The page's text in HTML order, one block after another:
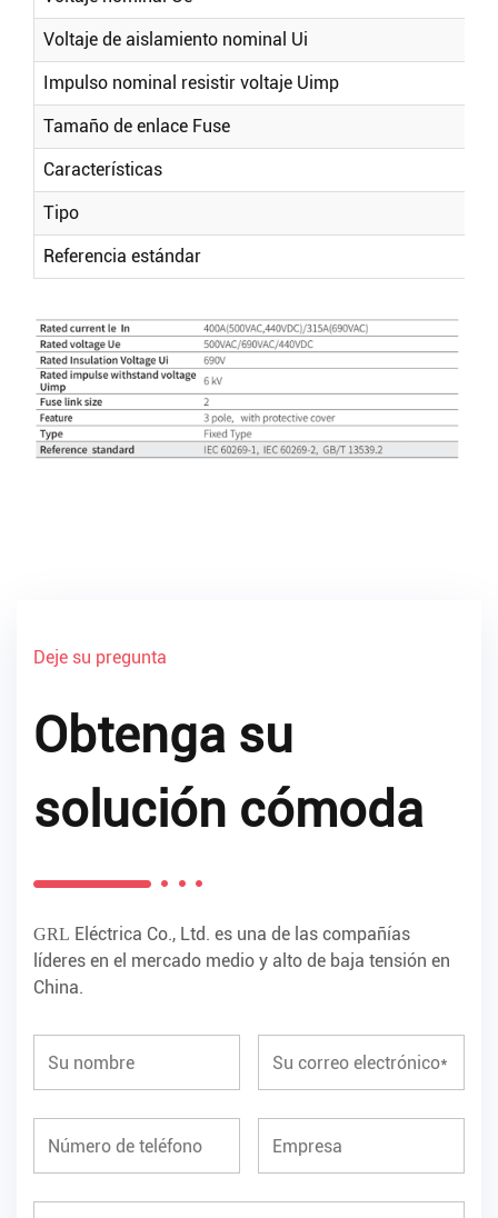
Voltaje de aislamiento nominal Ui
Impulso nominal resistir voltaje Uimp
Tamaño de enlace Fuse
Características
Tipo
Referencia estándar
Deje su pregunta
Obtenga su
solución cómoda
GRL Eléctrica Co., Ltd. es una de las compañías
líderes en el mercado medio y alto de baja tensión en
China.
Buscar